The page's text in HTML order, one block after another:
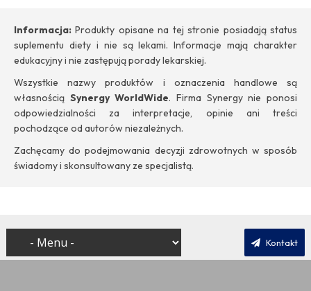
Informacja: Produkty opisane na tej stronie posiadają status
suplementu diety i nie są lekami. Informacje mają charakter
edukacyjny i nie zastępują porady lekarskiej.
Wszystkie nazwy produktów i oznaczenia handlowe są
własnością Synergy WorldWide. Firma Synergy nie ponosi
odpowiedzialności za interpretacje, opinie ani treści
pochodzące od autorów niezależnych.
Zachęcamy do podejmowania decyzji zdrowotnych w sposób
świadomy i skonsultowany ze specjalistą.
Kontakt